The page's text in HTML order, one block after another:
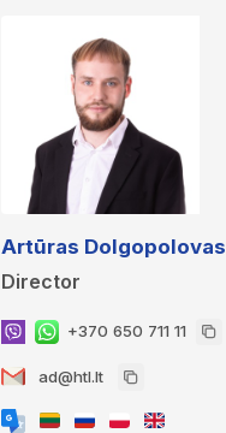
Artūras Dolgopolovas
Director
+370 650 711 11
ad@htl.lt